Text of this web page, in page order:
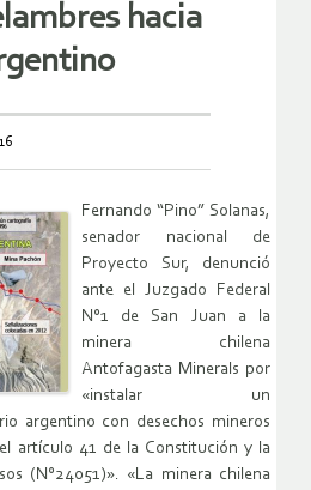
hacia
Fernando “Pino” Solanas,
senador nacional de
Proyecto Sur, denunció
ante el Juzgado Federal
N°1 de San Juan a la
minera chilena
Antofagasta Minerals por
«instalar un
argentino con desechos mineros
artículo 41 de la Constitución y la
(N°24051)». «La minera chilena